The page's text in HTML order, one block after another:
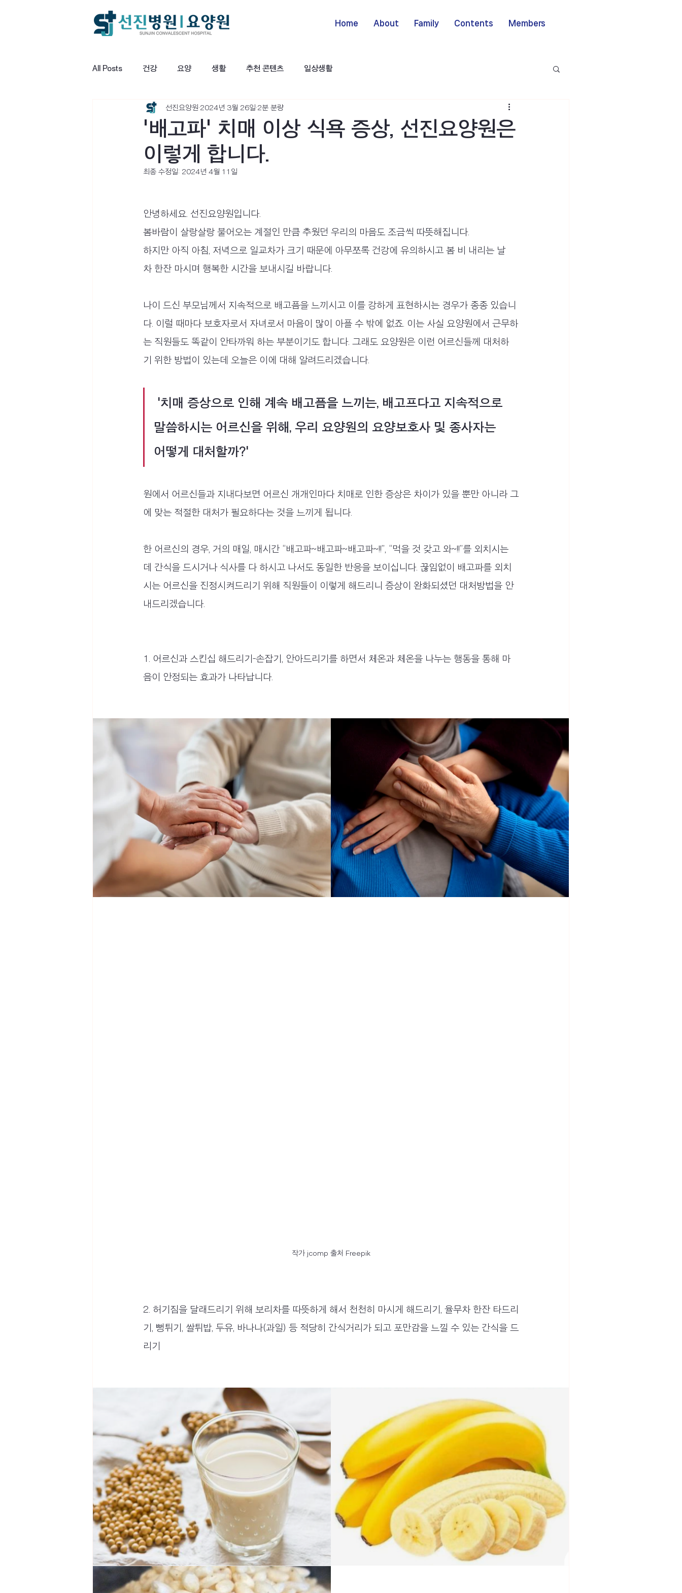
Home About Family Contents Members
All Posts 건강 요양 생활 추천 콘텐츠 일상생활
'배고파' 치매 이상 식욕 증상, 선진요양원은
이렇게 합니다.
선진요양원 2024년 3월 26일 2분 분량
최종 수정일: 2024년 4월 11일
안녕하세요. 선진요양원입니다.
봄바람이 살랑살랑 불어오는 계절인 만큼 추웠던 우리의 마음도 조금씩 따뜻해집니다.
하지만 아직 아침, 저녁으로 일교차가 크기 때문에 아무쪼록 건강에 유의하시고 봄 비 내리는 날
차 한잔 마시며 행복한 시간을 보내시길 바랍니다.
나이 드신 부모님께서 지속적으로 배고픔을 느끼시고 이를 강하게 표현하시는 경우가 종종 있습니
다. 이럴 때마다 보호자로서 자녀로서 마음이 많이 아플 수 밖에 없죠. 이는 사실 요양원에서 근무하
는 직원들도 똑같이 안타까워 하는 부분이기도 합니다. 그래도 요양원은 이런 어르신들께 대처하
기 위한 방법이 있는데 오늘은 이에 대해 알려드리겠습니다.
말씀하시는 어르신을 위해, 우리 요양원의 요양보호사 및 종사자는
어떻게 대처할까?'
원에서 어르신들과 지내다보면 어르신 개개인마다 치매로 인한 증상은 차이가 있을 뿐만 아니라 그
에 맞는 적절한 대처가 필요하다는 것을 느끼게 됩니다.
한 어르신의 경우, 거의 매일, 매시간 “배고파~배고파~배고파~!!”, “먹을 것 갖고 와~!!”를 외치시는
데 간식을 드시거나 식사를 다 하시고 나서도 동일한 반응을 보이십니다. 끊임없이 배고파를 외치
시는 어르신을 진정시켜드리기 위해 직원들이 이렇게 해드리니 증상이 완화되셨던 대처방법을 안
내드리겠습니다.
1. 어르신과 스킨십 해드리기-손잡기, 안아드리기를 하면서 체온과 체온을 나누는 행동을 통해 마
음이 안정되는 효과가 나타납니다.
작가 jcomp 출처 Freepik
2. 허기짐을 달래드리기 위해 보리차를 따뜻하게 해서 천천히 마시게 해드리기, 율무차 한잔 타드리
기, 뻥튀기, 쌀튀밥, 두유, 바나나(과일) 등 적당히 간식거리가 되고 포만감을 느낄 수 있는 간식을 드
리기